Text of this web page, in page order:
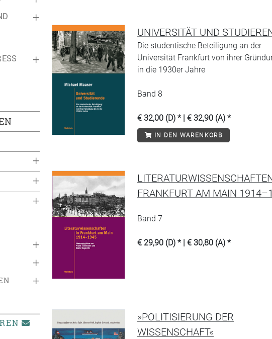
+
+
+
+
+
+
+
+
UNIVERSITÄT UND
Die studentische Beteiligung an der
Universität Frankfurt von ihrer
in die 1930er Jahre
Band 8
€ 32,00 (D) * | € 32,90 (A) *
IN DEN WARENKORB
FRANKFURT AM MAIN
Band 7
€ 29,90 (D) * | € 30,80 (A) *
»POLITISIERUNG DER
WISSENSCHAFT«